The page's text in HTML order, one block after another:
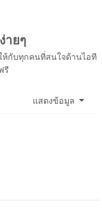
ายๆ
กับทุกคนที่สนใจด้านไอที
รี
แสดงข้อมูล